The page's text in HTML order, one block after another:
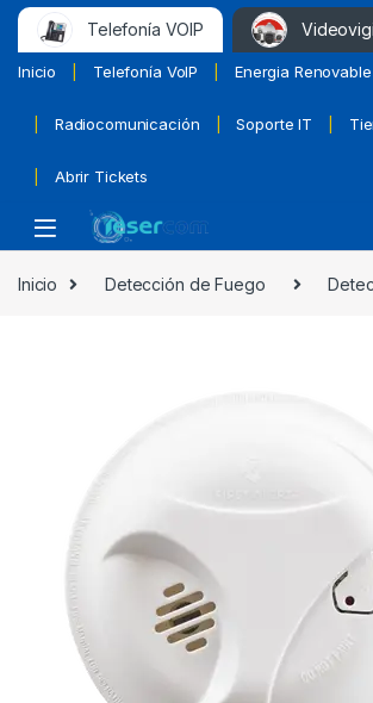
Telefonía VOIP
Inicio Telefonía VoIP Energia Renovable
Radiocomunicación Soporte IT
Abrir Tickets
Inicio Detección de Fuego